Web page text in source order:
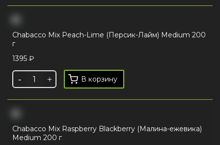
Chabacco Mix Peach-Lime (Персик-Лайм) Medium 200
г
1395 ₽
В корзину
Chabacco Mix Raspberry Blackberry (Малина-ежевика)
Medium 200 г